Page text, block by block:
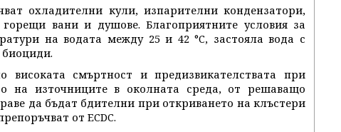
охладителни кули, изпарителни кондензатори,
вани и душове. Благоприятните условия за
на водата между 25 и 42 °C, застояла вода с
високата смъртност и предизвикателствата при
на източниците в околната среда, от решаващо
да бъдат бдителни при откриването на клъстери
от ECDC.